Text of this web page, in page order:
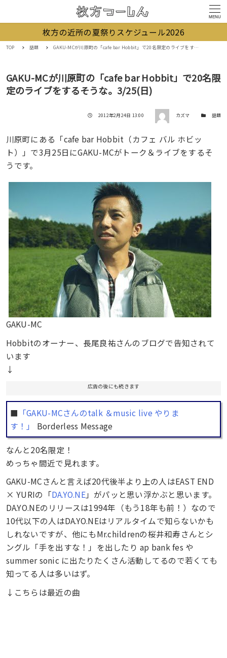
MENU
枚方の近所の夏祭りスケジュール2026
TOP 話題 GAKU-MCが川原町の「cafe bar Hobbit」で20名限定のライブをするそうな。3/25(日)
GAKU-MCが川原町の「cafe bar Hobbit」で20名限
定のライブをするそうな。3/25(日)
投稿日
2012年2月24日 13:00 著者 カズマ カテゴリー
話題
川原町にある「cafe bar Hobbit（カフェ バル ホビッ
ト）」で3月25日にGAKU-MCがトーク＆ライブをするそ
うです。
GAKU-MC
Hobbitのオーナー、長尾良祐さんのブログで告知されて
います
↓
広告の後にも続きます
■ 「GAKU-MCさんのtalk ＆music live やりま
す！」
Borderless Message
なんと20名限定！
めっちゃ間近で見れます。
GAKU-MCさんと言えば20代後半より上の人はEAST END
× YURIの「DA.YO.NE」がパッと思い浮かぶと思います。
DA.YO.NEのリリースは1994年（もう18年も前！）なので
10代以下の人はDA.YO.NEはリアルタイムで知らないかも
しれないですが、他にもMr.childrenの桜井和寿さんとシ
ングル「手を出すな！」を出したり ap bank fes や
summer sonic に出たりたくさん活動してるので若くても
知ってる人は多いはず。
↓こちらは最近の曲